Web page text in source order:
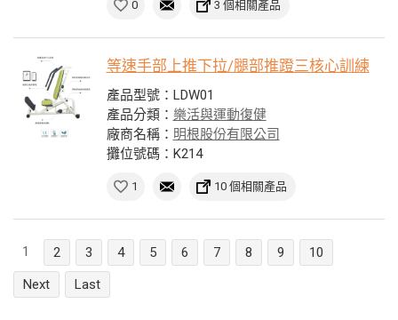
0 3 個相關產品
等速手部上推下拉/腿部推蹬三核心訓練
產品型號：LDW01
產品分類： 樂活與運動復健
廠商名稱： 明根股份有限公司
攤位號碼：K214
1 10 個相關產品
1 2 3 4 5 6 7 8 9
10
Next
Last